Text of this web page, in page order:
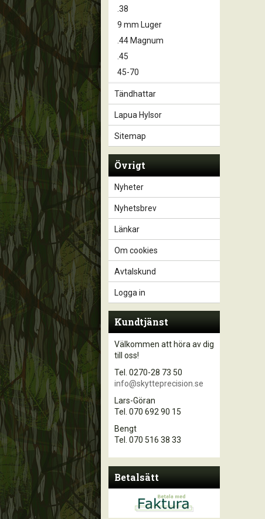
.38
9 mm Luger
.44 Magnum
.45
45-70
Tändhattar
Lapua Hylsor
Sitemap
Övrigt
Nyheter
Nyhetsbrev
Länkar
Om cookies
Avtalskund
Logga in
Kundtjänst
Välkommen att höra av dig
till oss!
Tel. 0270-28 73 50
info@skytteprecision.se
Lars-Göran
Tel. 070 692 90 15
Bengt
Tel. 070 516 38 33
Betalsätt